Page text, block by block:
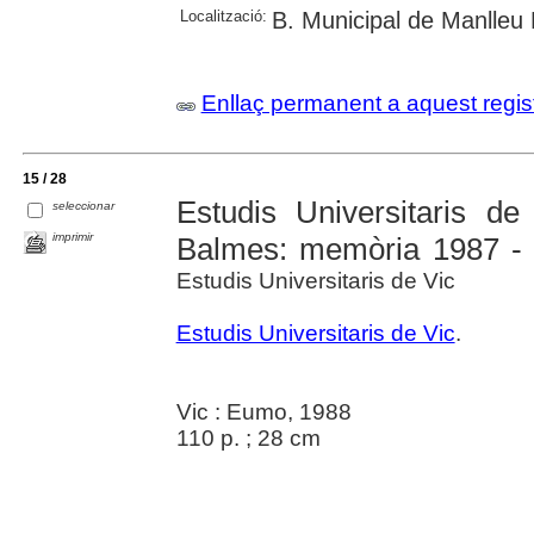
Localització: B. Municipal de
Enllaç permanent a aquest
15 / 28
seleccionar
imprimir
Estudis Universitaris
Balmes: memòria 1987 -
Estudis Universitaris de Vic
Estudis Universitaris de Vic.
Vic : Eumo, 1988
110 p. ; 28 cm